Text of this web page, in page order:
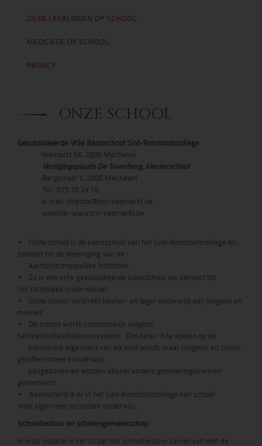
ZIEKE LEERLINGEN OP SCHOOL
MEDICATIE OP SCHOOL
PRIVACY
ONZE SCHOOL
Gesubsidieerde Vrije Basisschool Sint-Romboutscollege
Veemarkt 56, 2800 Mechelen
VestigingsplaatsDe Toverberg, kleuterschool
Bergstraat 1, 2800 Mechelen
Tel.: 015 20 24 10
e-mail: directie@src-veemarkt.be
website: www.src-veemarkt.be
• Onze school is de basisschool van het Sint-Romboutscollege en
behoort tot de Vereniging van de
Aartsbisschoppelijke Instituten.
• Zij is een vrije gesubsidieerde basisschool die behoort tot
het katholieke onderwijsnet.
• Onze school verstrekt kleuter- en lager onderwijs aan jongens en
meisjes.
• De school werkt voornamelijk volgens
het leerstofjaarklassensysteem. Om beter in te spelen op de
individuele eigenheid van elk kind wordt, waar mogelijk en zinvol,
gedifferentieerd onderwijs
aangeboden en worden allerlei andere groeperingsvormen
gehanteerd.
• Aansluitend is er in het Sint-Romboutscollege een school
voor algemeen secundair onderwijs.
Schoolbestuur en scholengemeenschap:
In onze situatie is het zo dat het schoolbestuur samenvalt met de